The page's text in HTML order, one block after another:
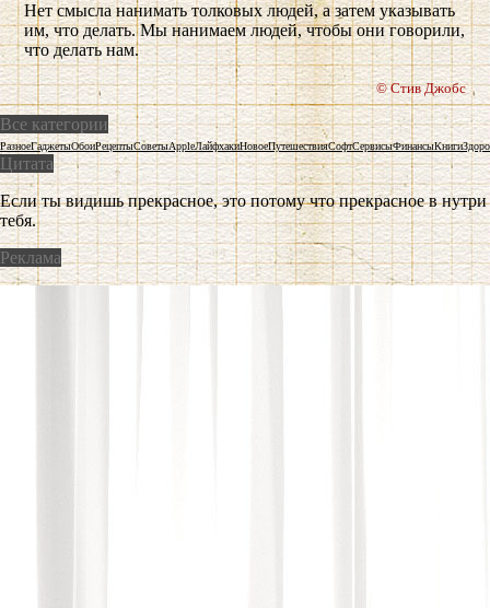
Нет смысла нанимать толковых людей, а затем указывать
им, что делать. Мы нанимаем людей, чтобы они говорили,
что делать нам.
© Стив Джобс
Все категории
РазноеГаджетыОбоиРецептыСоветыAppleЛайфхакиНовоеПутешествияСофтСервисыФинансыКниги
Цитата
Если ты видишь прекрасное, это потому что прекрасное в нутри
тебя.
Реклама